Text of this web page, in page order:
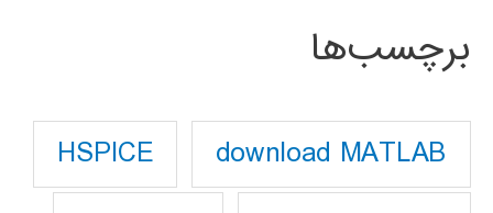
برچسب‌ها
download MATLAB
HSPICE